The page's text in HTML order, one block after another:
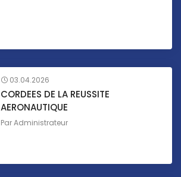
03.04.2026
CORDEES DE LA REUSSITE
AERONAUTIQUE
ParAdministrateur